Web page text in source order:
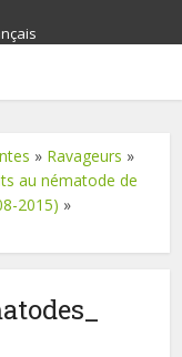
» Ravageurs »
au nématode de
2015) »